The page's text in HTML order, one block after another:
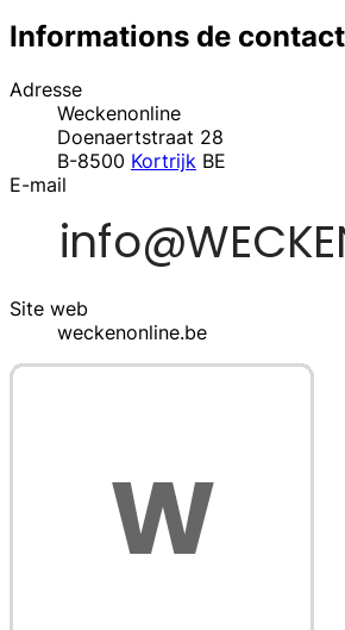
Informations de contact
Adresse
Weckenonline
Doenaertstraat 28
B-8500 Kortrijk BE
E-mail
Site web
weckenonline.be